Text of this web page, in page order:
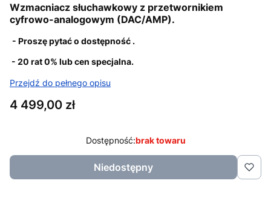
Wzmacniacz słuchawkowy z przetwornikiem
cyfrowo-analogowym (DAC/AMP).
- Proszę pytać o dostępność .
- 20 rat 0% lub cen specjalna.
Przejdź do pełnego opisu
Cena
4 499,00 zł
Dostępność:brak towaru
Niedostępny